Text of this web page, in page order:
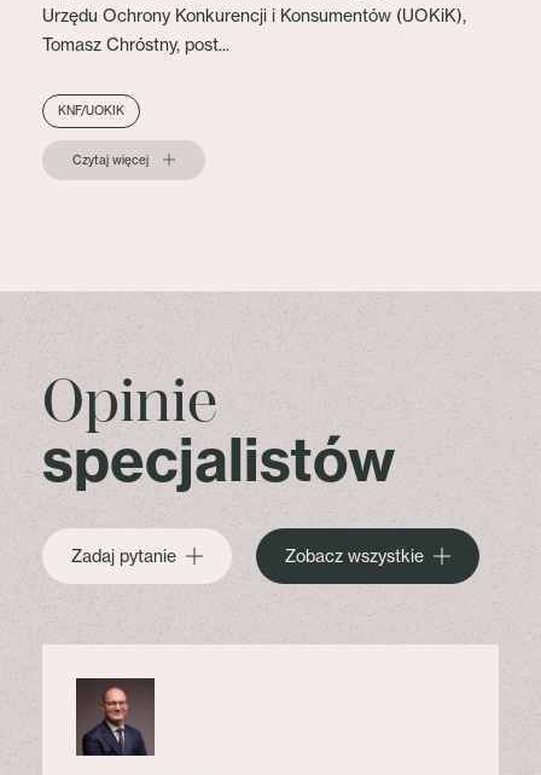
Urzędu Ochrony Konkurencji i Konsumentów (UOKiK),
Tomasz Chróstny, post...
KNF/UOKIK
Czytaj więcej
Opinie
specjalistów
Zadaj pytanie Zobacz wszystkie